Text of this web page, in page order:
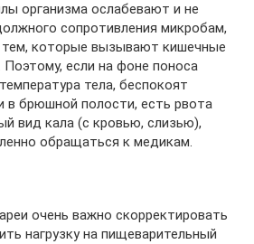
организма ослабевают и не
сопротивления микробам,
тем, которые вызывают кишечные
Поэтому, если на фоне поноса
тела, беспокоят
в брюшной полости, есть рвота
вид кала (с кровью, слизью),
обращаться к медикам.
очень важно скорректировать
нагрузку на пищеварительный